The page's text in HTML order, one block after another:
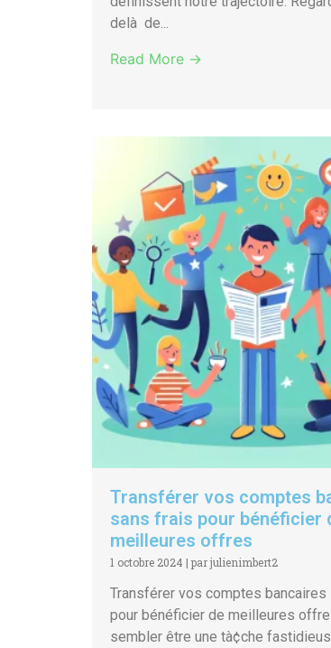
delà de...
Read More →
Transférer vos comptes
sans frais pour bénéficier
meilleures offres
1 octobre 2024 | par julienimbert2
Transférer vos comptes
pour bénéficier de meilleures
sembler être une tà¢che